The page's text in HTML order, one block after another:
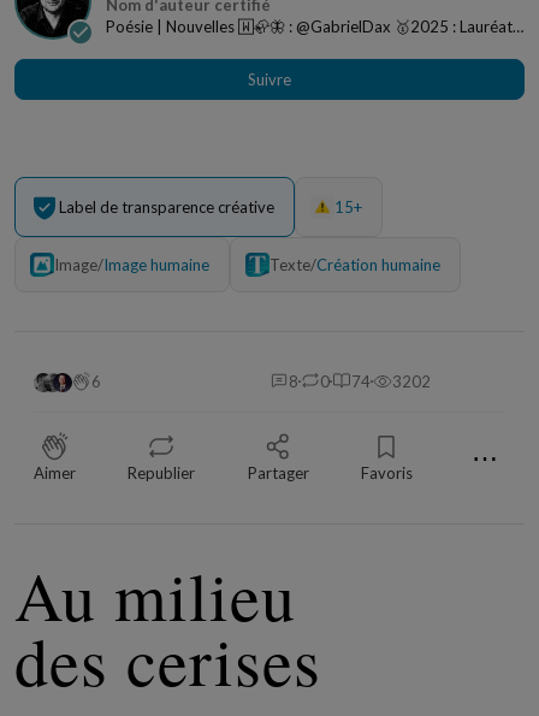
Poésie | Nouvelles 🅆🦣🦋 : @GabrielDax 🥇2025 : Lauréat
Suivre
Label de transparence créative 15+
Image/Image humaine Texte/Création humaine
6 8 0 74 3202
Aimer Republier Partager Favoris ⋯
Au milieu
des cerises